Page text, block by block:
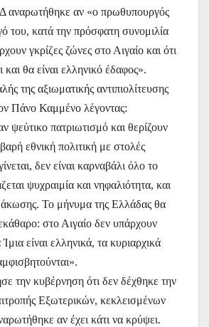
αναρωτήθηκε αν «ο πρωθυπουργός
του, κατά την πρόσφατη συνομιλία
γκρίζες ζώνες στο Αιγαίο και ότι
και θα είναι ελληνικό έδαφος».
της αξιωματικής αντιπιολίτευσης
Πάνο Καμμένο λέγοντας:
ψεύτικο πατριωτισμό και θερίζουν
εθνική πολιτική με στολές
δεν είναι καρναβάλι όλο το
ψυχραιμία και νηφαλιότητα, και
Το μήνυμα της Ελλάδας θα
στο Αιγαίο δεν υπάρχουν
είναι ελληνικά, τα κυριαρχικά
την κυβέρνηση ότι δεν δέχθηκε την
Εξωτερικών, κεκλεισμένων
αν έχει κάτι να κρύψει.